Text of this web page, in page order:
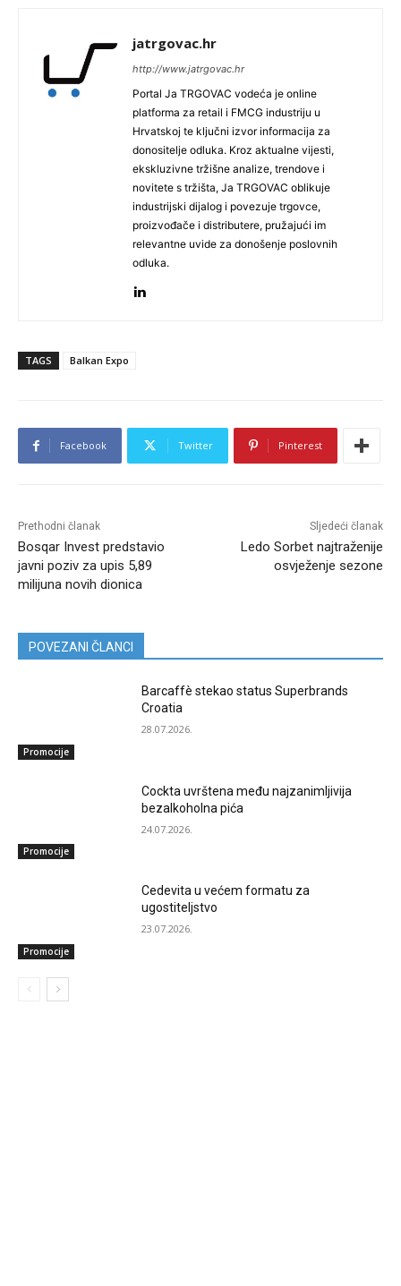
jatrgovac.hr
http://www.jatrgovac.hr
Portal Ja TRGOVAC vodeća je online
platforma za retail i FMCG industriju u
Hrvatskoj te ključni izvor informacija za
donositelje odluka. Kroz aktualne vijesti,
ekskluzivne tržišne analize, trendove i
novitete s tržišta, Ja TRGOVAC oblikuje
industrijski dijalog i povezuje trgovce,
proizvođače i distributere, pružajući im
relevantne uvide za donošenje poslovnih
odluka.
TAGS Balkan Expo
Facebook Twitter Pinterest
Prethodni članak
Bosqar Invest predstavio
javni poziv za upis 5,89
milijuna novih dionica
Sljedeći članak
Ledo Sorbet najtraženije
osvježenje sezone
POVEZANI ČLANCI
Promocije
Barcaffè stekao status Superbrands
Croatia
28.07.2026.
Promocije
Cockta uvrštena među najzanimljivija
bezalkoholna pića
24.07.2026.
Promocije
Cedevita u većem formatu za
ugostiteljstvo
23.07.2026.